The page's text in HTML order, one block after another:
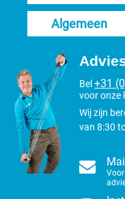
Algemeen
Bel +31
voor onze
Wij zijn
van 8:30